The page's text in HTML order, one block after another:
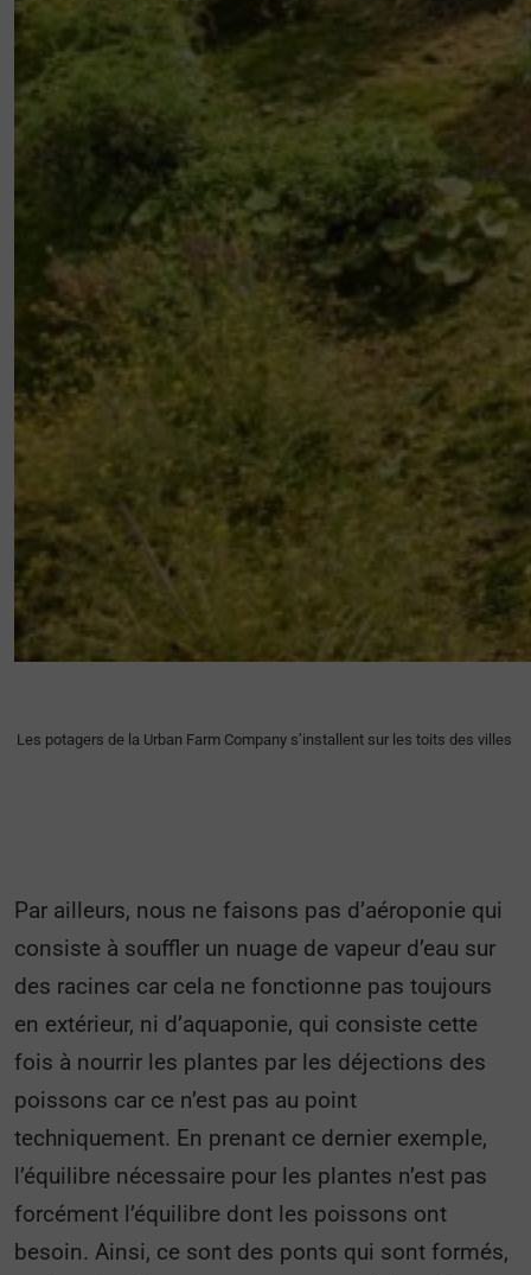
Les potagers de la Urban Farm Company s’installent sur les toits des villes
Par ailleurs, nous ne faisons pas d’aéroponie qui
consiste à souffler un nuage de vapeur d’eau sur
des racines car cela ne fonctionne pas toujours
en extérieur, ni d’aquaponie, qui consiste cette
fois à nourrir les plantes par les déjections des
poissons car ce n’est pas au point
techniquement. En prenant ce dernier exemple,
l’équilibre nécessaire pour les plantes n’est pas
forcément l’équilibre dont les poissons ont
besoin. Ainsi, ce sont des ponts qui sont formés,